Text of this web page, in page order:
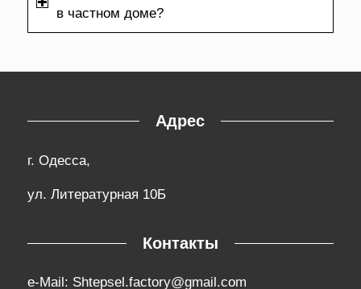
в частном доме?
Адрес
г. Одесса,
ул. Литературная 10Б
Контакты
e-Mail: Shtepsel.factory@gmail.com